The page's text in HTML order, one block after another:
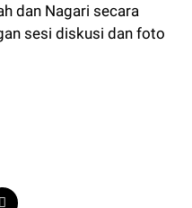
dan Nagari secara
sesi diskusi dan foto